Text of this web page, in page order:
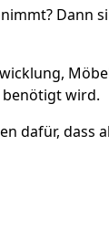
Dann
benötigt wird.
dafür, dass